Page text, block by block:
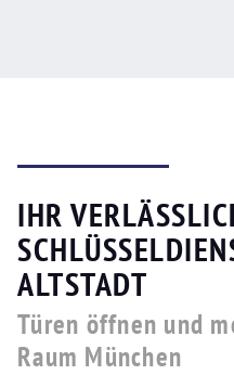
IHR
ALTSTADT
Türen öffnen und
Raum München